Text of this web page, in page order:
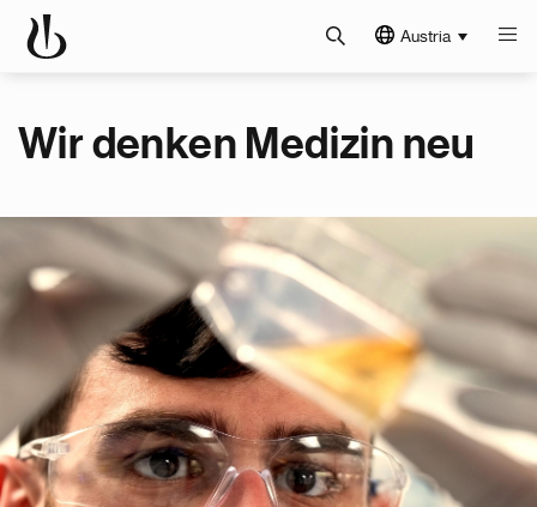
Austria
Wir denken Medizin neu